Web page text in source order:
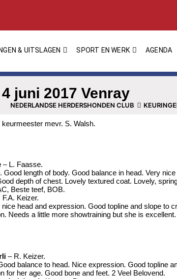
& UITSLAGEN SPORT EN WERK AGENDA
4 juni 2017 Venray
NEDERLANDSE HERDERSHONDEN CLUB
mevr. S. Walsh.
– L. Faasse.
length of body. Good balance in head. Very
depth of chest. Lovely textured coat. Lovely,
Beste teef, BOB.
Keizer.
head and expression. Good topline and slope to
Needs a little more showtraining but she is
– R. Keizer.
balance to head. Nice expression. Good topline
for her age. Good bone and feet. 2 Veel Belovend.